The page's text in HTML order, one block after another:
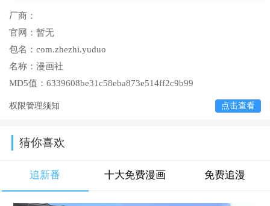
厂商：
官网： 暂无
包名： com.zhezhi.yuduo
名称： 漫画社
MD5值： 6339608be31c58eba873e514ff2c9b99
权限管理须知 点击查看
猜你喜欢
追新番 十大免费漫画 免费追漫